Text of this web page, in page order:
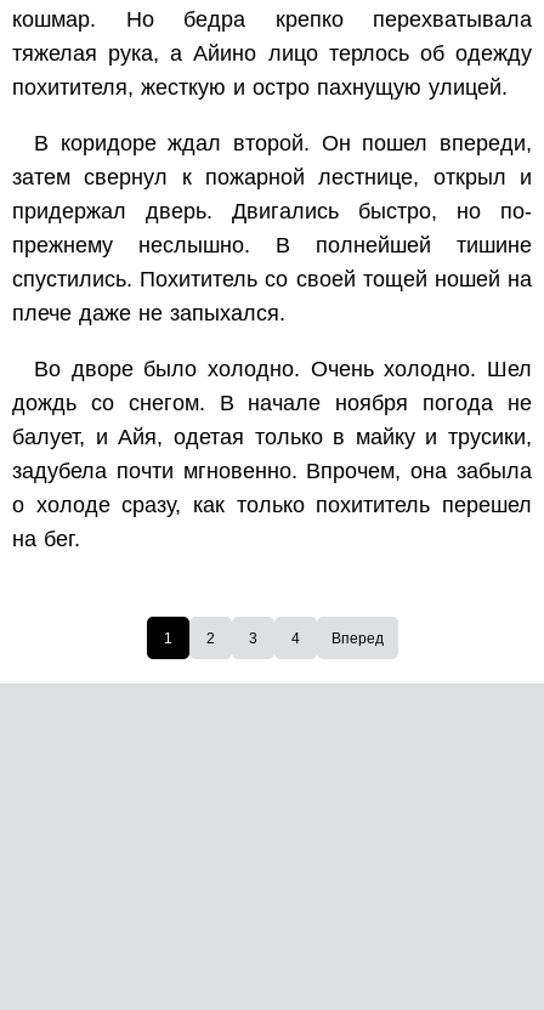
кошмар. Но бедра крепко перехватывала
тяжелая рука, а Айино лицо терлось об одежду
похитителя, жесткую и остро пахнущую улицей.
В коридоре ждал второй. Он пошел впереди,
затем свернул к пожарной лестнице, открыл и
придержал дверь. Двигались быстро, но по-
прежнему неслышно. В полнейшей тишине
спустились. Похититель со своей тощей ношей на
плече даже не запыхался.
Во дворе было холодно. Очень холодно. Шел
дождь со снегом. В начале ноября погода не
балует, и Айя, одетая только в майку и трусики,
задубела почти мгновенно. Впрочем, она забыла
о холоде сразу, как только похититель перешел
на бег.
1 2 3 4 Вперед